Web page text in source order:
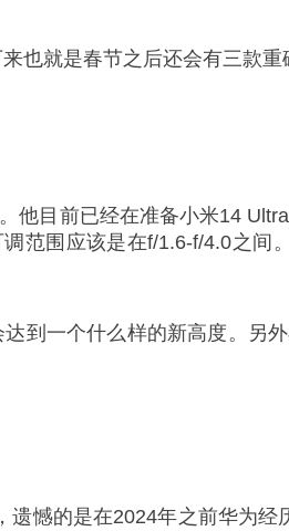
也就是春节之后还会有三款重
目前已经在准备小米14
范围应该是在f/1.6-f/4.0之间
到一个什么样的新高度。另
遗憾的是在2024年之前华为